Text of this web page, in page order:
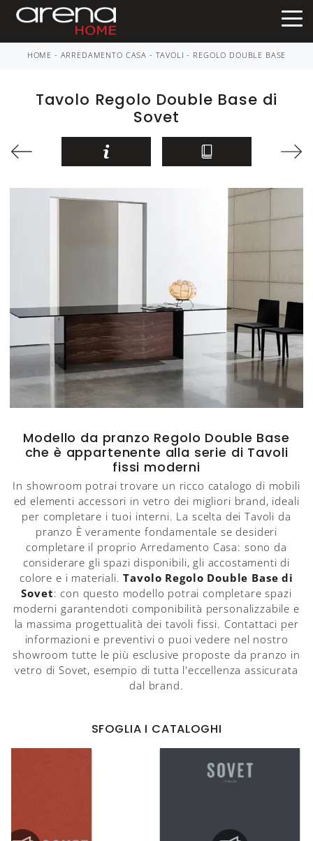
HOME - ARREDAMENTO CASA - TAVOLI - REGOLO DOUBLE BASE
Tavolo Regolo Double Base di
Sovet
Modello da pranzo Regolo Double Base
che è appartenente alla serie di Tavoli
fissi moderni
In showroom potrai trovare un ricco catalogo di mobili
ed elementi accessori in vetro dei migliori brand, ideali
per completare i tuoi interni. La scelta dei Tavoli da
pranzo È veramente fondamentale se desideri
completare il proprio Arredamento Casa: sono da
considerare gli spazi disponibili, gli accostamenti di
colore e i materiali.Tavolo Regolo Double Base di
Sovet: con questo modello potrai completare spazi
moderni garantendoti componibilità personalizzabile e
la massima progettualità dei tavoli fissi. Contattaci per
informazioni e preventivi o puoi vedere nel nostro
showroom tutte le più esclusive proposte da pranzo in
vetro di Sovet, esempio di tutta l'eccellenza assicurata
dal brand.
SFOGLIA I CATALOGHI